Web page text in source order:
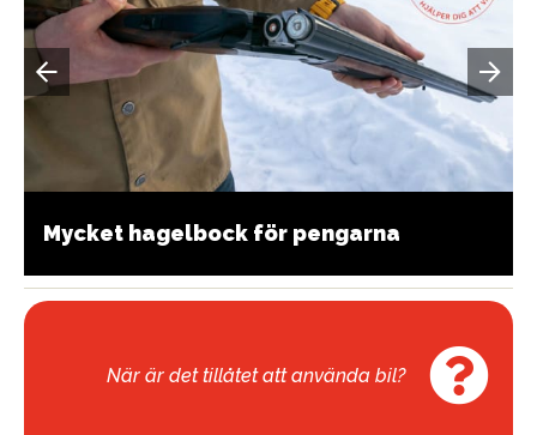
Mycket hagelbock för pengarna
När är det tillåtet att använda bil?